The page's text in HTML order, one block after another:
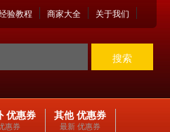
关于我们
商家大全
验教程
搜索
优惠券
惠券
其他 优惠券
最新 优惠券